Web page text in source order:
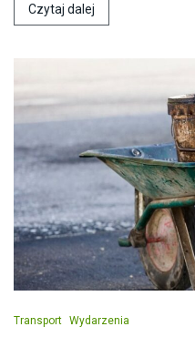
Czytaj dalej
Transport Wydarzenia